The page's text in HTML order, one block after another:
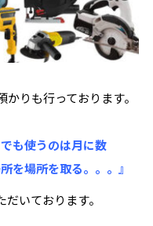
りも行っております。
も使うのは月に数
を場所を取る。。。』
いております。